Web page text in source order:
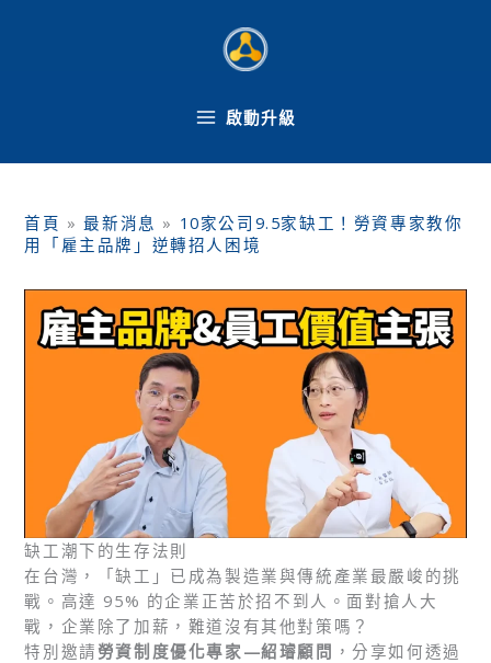
啟動升級
首頁 »最新消息 » 10家公司9.5家缺工！勞資專家教你
用「雇主品牌」逆轉招人困境
缺工潮下的生存法則
在台灣，「缺工」已成為製造業與傳統產業最嚴峻的挑
戰。高達 95% 的企業正苦於招不到人。面對搶人大
戰，企業除了加薪，難道沒有其他對策嗎？
特別邀請勞資制度優化專家—紹璿顧問 ，分享如何透過